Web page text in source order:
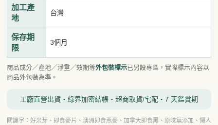
加工產
地
台灣
保存期
限
3個月
商品成分／產地／淨重／效期等外包裝標示已另設專區，實際標示內容以
商品外包裝為準。
工廠直營出貨・綠界加密結帳・超商取貨/宅配・7 天鑑賞期
關鍵字：好米芽、即食麥片、澳洲即食燕麥、加拿大即食黑、原味無添加、懶人